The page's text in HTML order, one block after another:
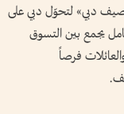
«يا حي صيف دبي» لتحوّل دبي على
يجمع بين التسوق
فرصاً